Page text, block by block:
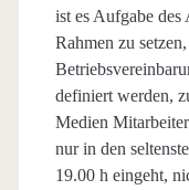
ist es Aufgabe des
Rahmen zu
definiert werden,
Medien
nur in den
19.00 h eingeht,